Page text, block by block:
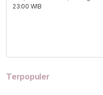
23:00 WIB
Terpopuler